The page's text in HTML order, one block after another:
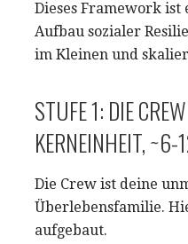
Dieses Framework ist
Aufbau sozialer
im Kleinen und
STUFE 1: DIE
KERNEINHEIT, ~6-
Die Crew ist deine
Überlebensfamilie.
aufgebaut.